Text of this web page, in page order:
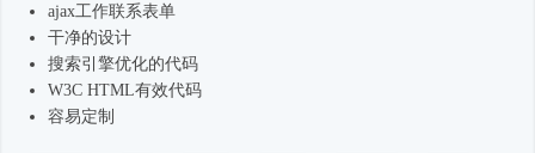
ajax工作联系表单
干净的设计
搜索引擎优化的代码
W3C HTML有效代码
容易定制